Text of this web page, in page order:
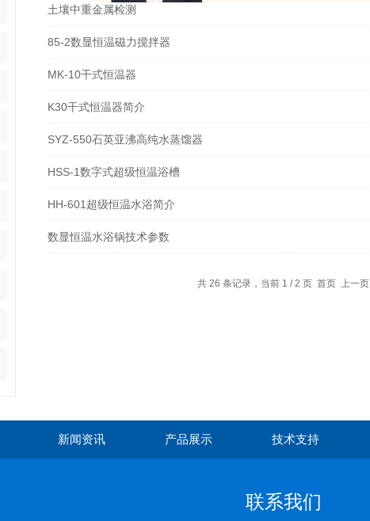
土壤中重金属检测
85-2数显恒温磁力搅拌器
MK-10干式恒温器
K30干式恒温器简介
SYZ-550石英亚沸高纯水蒸馏器
HSS-1数字式超级恒温浴槽
HH-601超级恒温水浴简介
数显恒温水浴锅技术参数
共 26 条记录，当前 1 / 2 页 首页 上一页
新闻资讯 产品展示 技术支持
联系我们